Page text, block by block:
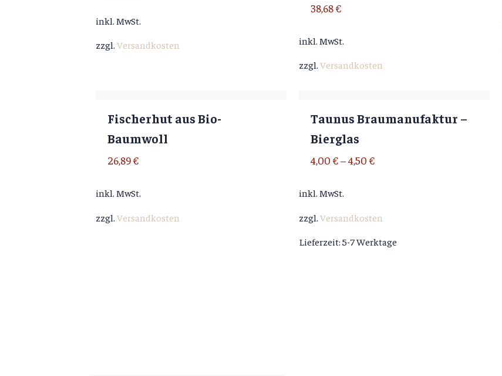
inkl. MwSt.
zzgl.Versandkosten
38,68€
inkl. MwSt.
zzgl.Versandkosten
Fischerhut aus Bio-
Baumwoll
26,89€
inkl. MwSt.
zzgl.Versandkosten
Taunus Braumanufaktur –
Bierglas
4,00 €–4,50 €
inkl. MwSt.
zzgl.Versandkosten
Lieferzeit:5-7 Werktage